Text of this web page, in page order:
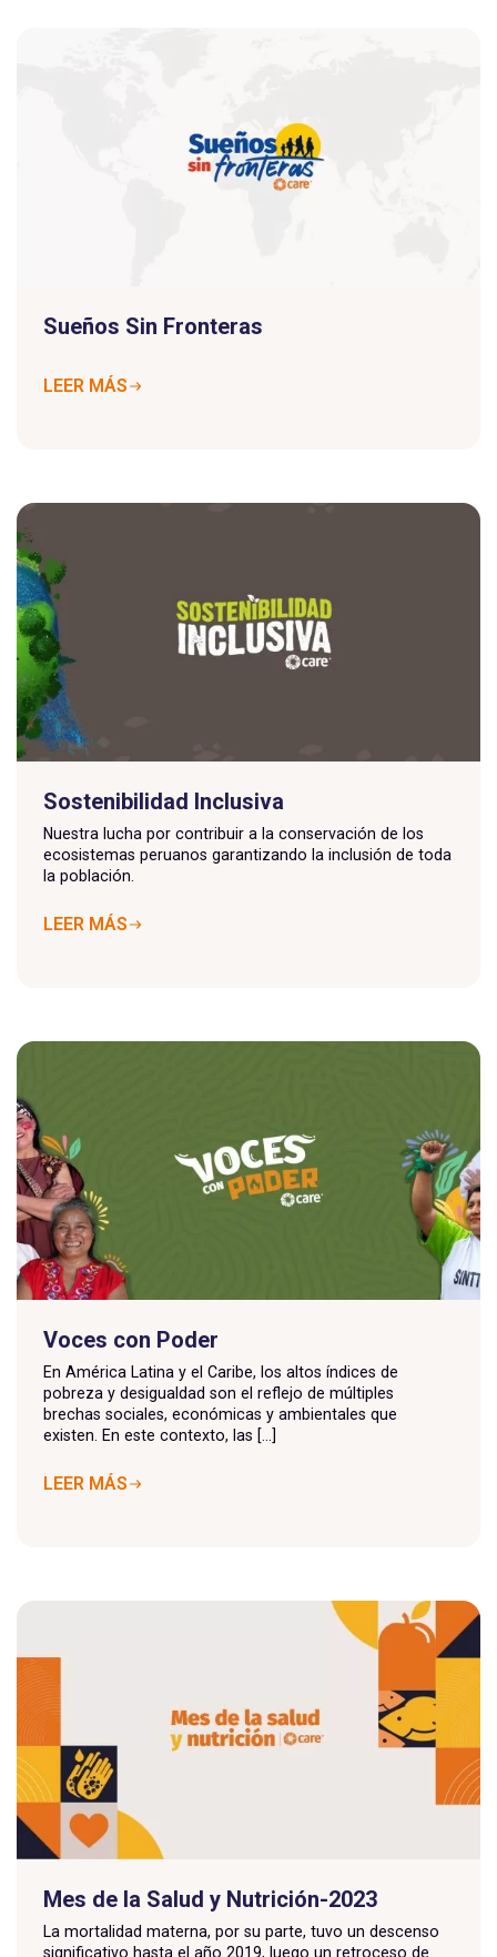
Sueños Sin Fronteras
LEER MÁS
Sostenibilidad Inclusiva
Nuestra lucha por contribuir a la conservación de los
ecosistemas peruanos garantizando la inclusión de toda
la población.
LEER MÁS
Voces con Poder
En América Latina y el Caribe, los altos índices de
pobreza y desigualdad son el reflejo de múltiples
brechas sociales, económicas y ambientales que
existen. En este contexto, las [...]
LEER MÁS
Mes de la Salud y Nutrición-2023
La mortalidad materna, por su parte, tuvo un descenso
significativo hasta el año 2019, luego un retroceso de